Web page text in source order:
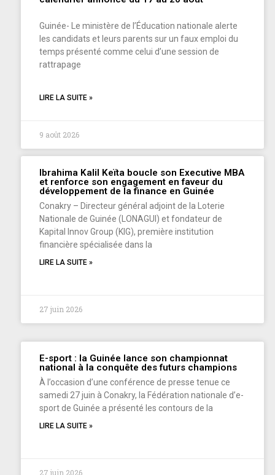
Guinée- Le ministère de l’Éducation nationale alerte
les candidats et leurs parents sur un faux emploi du
temps présenté comme celui d’une session de
rattrapage
LIRE LA SUITE »
9 août 2026
Ibrahima Kalil Keïta boucle son Executive MBA
et renforce son engagement en faveur du
développement de la finance en Guinée
Conakry – Directeur général adjoint de la Loterie
Nationale de Guinée (LONAGUI) et fondateur de
Kapital Innov Group (KIG), première institution
financière spécialisée dans la
LIRE LA SUITE »
27 juin 2026
E-sport : la Guinée lance son championnat
national à la conquête des futurs champions
À l’occasion d’une conférence de presse tenue ce
samedi 27 juin à Conakry, la Fédération nationale d’e-
sport de Guinée a présenté les contours de la
LIRE LA SUITE »
27 juin 2026